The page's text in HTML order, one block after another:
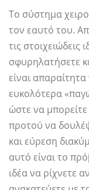
Το σύστημα
τον εαυτό του.
τις στοιχειώδεις
σφυρηλατήσετε
είναι
ευκολότερα
ώστε να
προτού να
και εύρεση
αυτό είναι το
ιδέα να ρίχνετε